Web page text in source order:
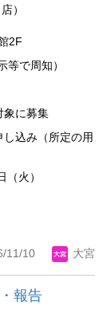
）
で周知）
に募集
込み（所定の用
火）
11/10 大宮
報告